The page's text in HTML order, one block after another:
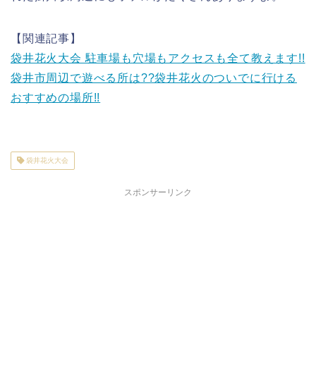
【関連記事】
袋井花火大会 駐車場も穴場もアクセスも全て教えます!!
袋井市周辺で遊べる所は??袋井花火のついでに行ける
おすすめの場所!!
袋井花火大会
スポンサーリンク